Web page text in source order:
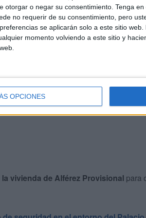
otorgar o negar su consentimiento. Tenga
no requerir de su consentimiento, pero
se aplicarán solo a este sitio
momento volviendo a este sitio y
OPCIONES
tres,hoy se seguirá con el
siquiera ha empezado a responder a
este asunto con la cautela debida,
vivienda de Alférez Provisional para